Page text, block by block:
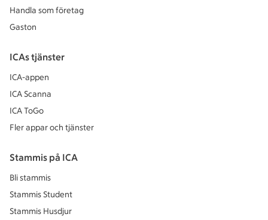
Handla som företag
Gaston
ICAs tjänster
ICA-appen
ICA Scanna
ICA ToGo
Fler appar och tjänster
Stammis på ICA
Bli stammis
Stammis Student
Stammis Husdjur